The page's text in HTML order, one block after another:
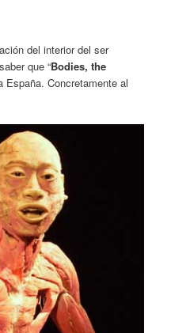
del interior del ser
que “Bodies, the
España. Concretamente al